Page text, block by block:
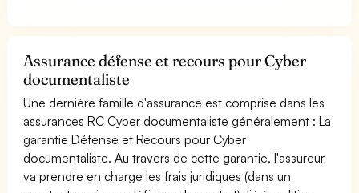
Assurance défense et recours pour Cyber
documentaliste
Une dernière famille d'assurance est comprise dans les
assurances RC Cyber documentaliste généralement : La
garantie Défense et Recours pour Cyber
documentaliste. Au travers de cette garantie, l'assureur
va prendre en charge les frais juridiques (dans un